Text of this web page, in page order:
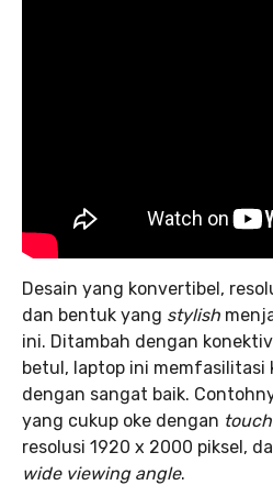
Desain yang konvertibel,
dan bentuk yang stylish
ini. Ditambah dengan
betul, laptop ini memfasilitasi
dengan sangat baik.
yang cukup oke dengan
resolusi 1920 x 2000 piksel,
wide viewing angle.